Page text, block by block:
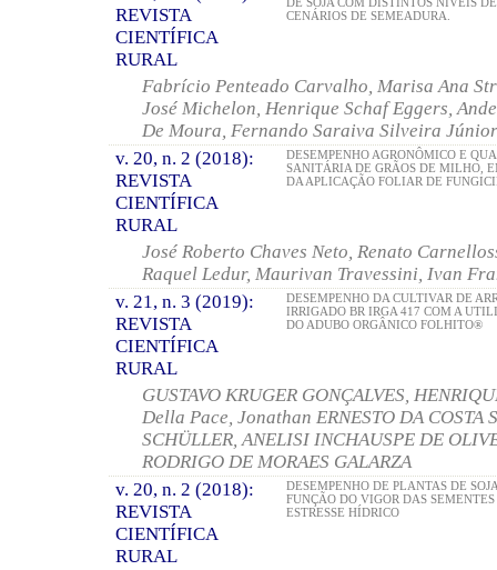
REVISTA
CIENTÍFICA
RURAL
CENÁRIOS DE SEMEADURA.
Fabrício Penteado Carvalho, Marisa Ana
José Michelon, Henrique Schaf Eggers,
De Moura, Fernando Saraiva Silveira Júnior
v. 20, n. 2 (2018):
REVISTA
CIENTÍFICA
RURAL
DESEMPENHO AGRONÔMICO E
SANITÁRIA DE GRÃOS DE MILHO,
DA APLICAÇÃO FOLIAR DE
José Roberto Chaves Neto, Renato
Raquel Ledur, Maurivan Travessini, Ivan
v. 21, n. 3 (2019):
REVISTA
CIENTÍFICA
RURAL
DESEMPENHO DA CULTIVAR DE
IRRIGADO BR IRGA 417 COM A
DO ADUBO ORGÂNICO FOLHITO®
GUSTAVO KRUGER GONÇALVES,
Della Pace, Jonathan ERNESTO DA
SCHÜLLER, ANELISI INCHAUSPE DE
RODRIGO DE MORAES GALARZA
v. 20, n. 2 (2018):
REVISTA
CIENTÍFICA
RURAL
DESEMPENHO DE PLANTAS DE
FUNÇÃO DO VIGOR DAS SEMENTES
ESTRESSE HÍDRICO